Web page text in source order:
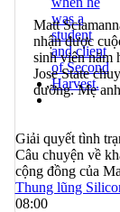
Matt
nhận được
sinh viên năm
Jose State
dưỡng. Mẹ
Giải quyết tình
Câu chuyện về
cộng đồng của
Thung lũng
08:00